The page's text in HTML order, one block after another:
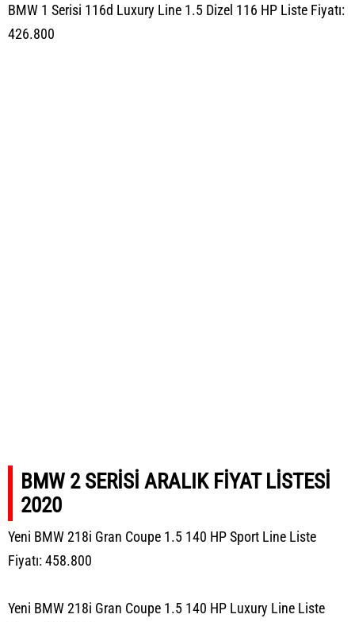
BMW 1 Serisi 116d Luxury Line 1.5 Dizel 116 HP Liste Fiyatı:
426.800
BMW 2 SERİSİ ARALIK FİYAT LİSTESİ
2020
Yeni BMW 218i Gran Coupe 1.5 140 HP Sport Line Liste
Fiyatı: 458.800
Yeni BMW 218i Gran Coupe 1.5 140 HP Luxury Line Liste